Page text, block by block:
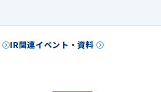
IR関連イベント・資料